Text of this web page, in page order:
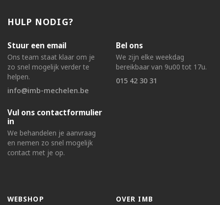
HULP NODIG?
Stuur een email
Ons team staat klaar om je
zo snel mogelijk verder te
helpen.
info@imb-mechelen.be
Bel ons
We zijn elke weekdag
bereikbaar van 9u00 tot 17u.
015 42 30 31
Vul ons contactformulier
in
We behandelen je aanvraag
en nemen zo snel mogelijk
contact met je op.
WEBSHOP OVER IMB